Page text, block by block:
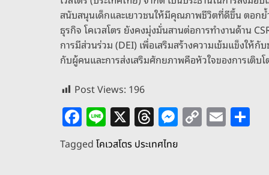
สนับสนุนเด็กและเยาวชนให้มีคุณภาพชีวิตที่ดีขึ้น ตอก
ธุรกิจ โคเวสโตร ยังคงมุ่งมั่นสานต่อการทำงานด้าน
การมีส่วนร่วม (DEI) เพื่อเสริมสร้างความเข้มแข็งให้กั
กับผู้คนและการส่งเสริมศักยภาพคือหัวใจของการเติบ
Post Views: 196
F
a
c
Li
n
e
X T
h
re
M
e
C
o
E
m
Tagged โคเวสโตร ประเทศไทย